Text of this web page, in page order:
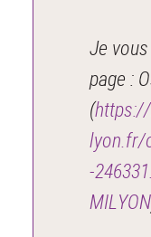
Je
page :
(
lyon.fr/
-
MILYON